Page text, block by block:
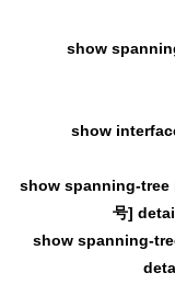
show
show
show spanning-tree
号]
show spanning-